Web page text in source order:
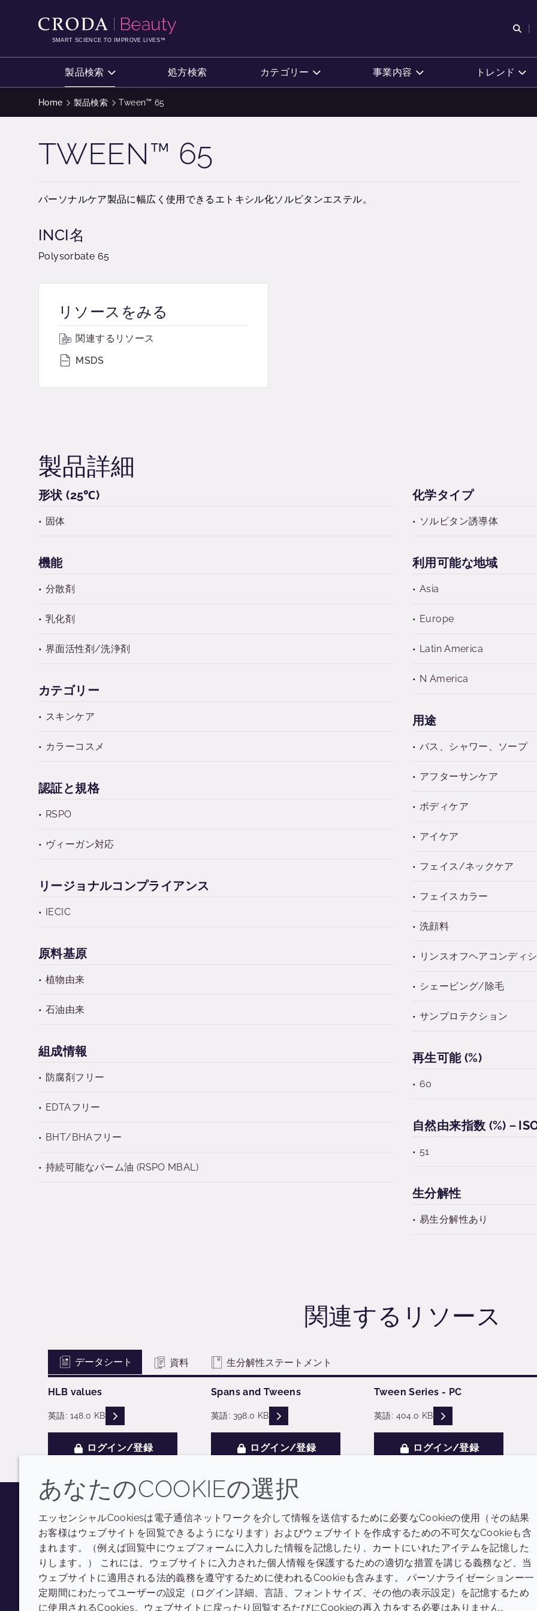
SMART SCIENCE TO IMPROVE LIVES™
製品検索 処方検索 カテゴリー 事業内容 トレンド
Home 製品検索 Tween™ 65
TWEEN™ 65
パーソナルケア製品に幅広く使用できるエトキシル化ソルビタンエステル。
INCI名
Polysorbate 65
リソースをみる
関連するリソース
MSDS
製品詳細
形状 (25℃)
固体
化学タイプ
ソルビタン誘導体
機能
分散剤
乳化剤
界面活性剤/洗浄剤
利用可能な地域
Asia
Europe
Latin America
N America
カテゴリー
スキンケア
カラーコスメ
用途
バス、シャワー、ソープ
アフターサンケア
ボディケア
アイケア
フェイス/ネックケア
フェイスカラー
洗顔料
リンスオフヘアコンディ
シェービング/除毛
サンプロテクション
認証と規格
RSPO
ヴィーガン対応
リージョナルコンプライアンス
IECIC
原料基原
植物由来
石油由来
組成情報
防腐剤フリー
EDTAフリー
BHT/BHAフリー
持続可能なパーム油 (RSPO MBAL)
再生可能 (%)
60
自然由来指数 (%)－
51
生分解性
易生分解性あり
関連するリソース
データシート 資料 生分解性ステートメント
HLB values
英語: 148.0 KB READ DESCRIPTIONS
ログイン/登録
Spans and Tweens
英語: 398.0 KB READ DESCRIPTIONS
ログイン/登録
Tween Series - PC
英語: 404.0 KB READ DESCRIPTIONS
ログイン/登録
YoutubeInstagramLinkedInTiktok
会社
Annual Report
Sustainability Report
Croda.com
LEGAL
利用規約
プライバシーポリシー
アクセシビリティ
あなたのCOOKIEの選択
エッセンシャルCookiesは電子通信ネットワークを介して情報を送信するために必要なCookieの使用（その結果
お客様はウェブサイトを回覧できるようになります）およびウェブサイトを作成するための不可欠なCookieも含
まれます。（例えば回覧中にウェブフォームに入力した情報を記憶したり、カートにいれたアイテムを記憶した
りします。） これには、ウェブサイトに入力された個人情報を保護するための適切な措置を講じる義務など、当
ウェブサイトに適用される法的義務を遵守するために使われるCookieも含みます。 パーソナライゼーションー一
定期間にわたってユーザーの設定（ログイン詳細、言語、フォントサイズ、その他の表示設定）を記憶するため
に使用されるCookies。ウェブサイトに戻ったり回覧するたびにCookieの再入力をする必要はありません。